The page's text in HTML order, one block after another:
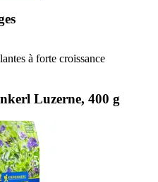
à forte croissance
Luzerne, 400 g